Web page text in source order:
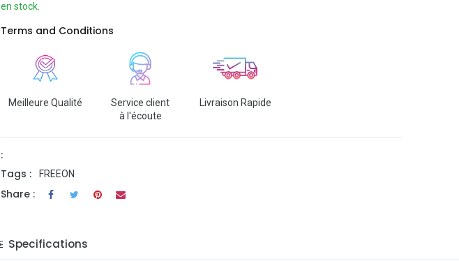
en stock.
Terms and Conditions
Meilleure Qualité
Service client
à l'écoute
Livraison Rapide
:
Tags :
FREEON
Share :
Specifications